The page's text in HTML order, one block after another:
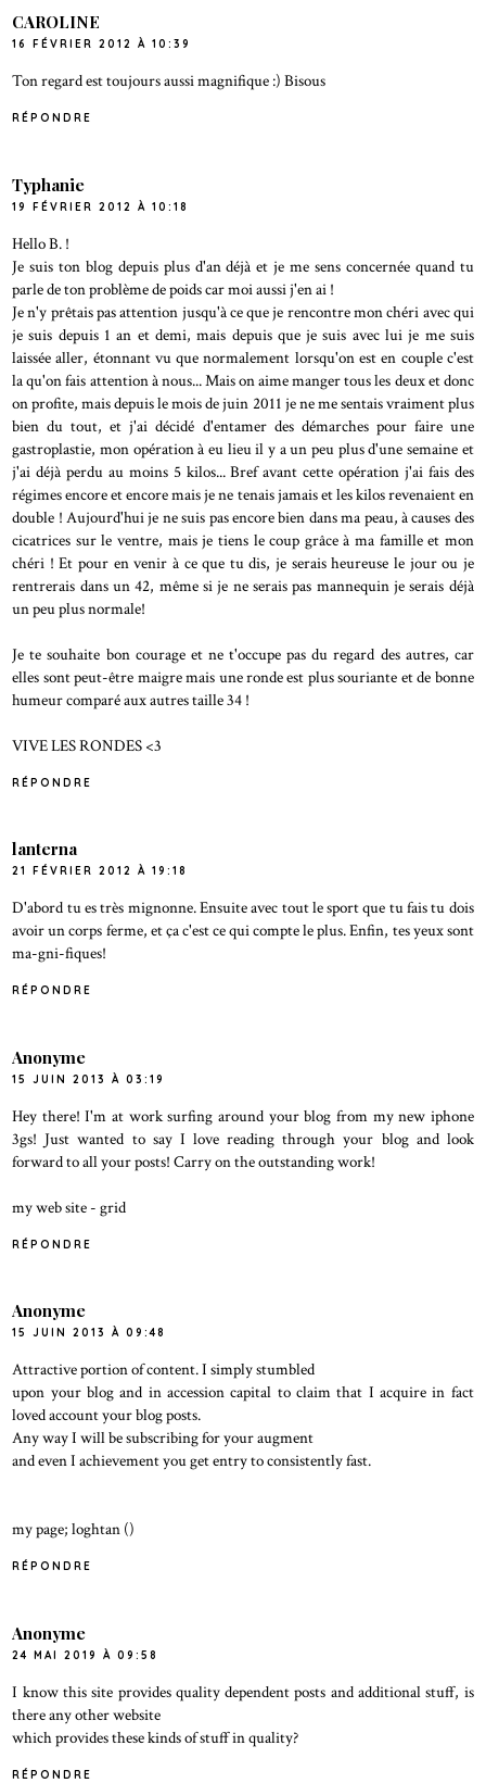
CAROLINE
16 FÉVRIER 2012 À 10:39
Ton regard est toujours aussi magnifique :) Bisous
RÉPONDRE
Typhanie
19 FÉVRIER 2012 À 10:18
Hello B. !
Je suis ton blog depuis plus d'an déjà et je me sens concernée quand tu
parle de ton problème de poids car moi aussi j'en ai !
Je n'y prêtais pas attention jusqu'à ce que je rencontre mon chéri avec qui
je suis depuis 1 an et demi, mais depuis que je suis avec lui je me suis
laissée aller, étonnant vu que normalement lorsqu'on est en couple c'est
la qu'on fais attention à nous... Mais on aime manger tous les deux et donc
on profite, mais depuis le mois de juin 2011 je ne me sentais vraiment plus
bien du tout, et j'ai décidé d'entamer des démarches pour faire une
gastroplastie, mon opération à eu lieu il y a un peu plus d'une semaine et
j'ai déjà perdu au moins 5 kilos... Bref avant cette opération j'ai fais des
régimes encore et encore mais je ne tenais jamais et les kilos revenaient en
double ! Aujourd'hui je ne suis pas encore bien dans ma peau, à causes des
cicatrices sur le ventre, mais je tiens le coup grâce à ma famille et mon
chéri ! Et pour en venir à ce que tu dis, je serais heureuse le jour ou je
rentrerais dans un 42, même si je ne serais pas mannequin je serais déjà
un peu plus normale!
Je te souhaite bon courage et ne t'occupe pas du regard des autres, car
elles sont peut-être maigre mais une ronde est plus souriante et de bonne
humeur comparé aux autres taille 34 !
VIVE LES RONDES <3
RÉPONDRE
lanterna
21 FÉVRIER 2012 À 19:18
D'abord tu es très mignonne. Ensuite avec tout le sport que tu fais tu dois
avoir un corps ferme, et ça c'est ce qui compte le plus. Enfin, tes yeux sont
ma-gni-fiques!
RÉPONDRE
Anonyme
15 JUIN 2013 À 03:19
Hey there! I'm at work surfing around your blog from my new iphone
3gs! Just wanted to say I love reading through your blog and look
forward to all your posts! Carry on the outstanding work!
my web site -grid
RÉPONDRE
Anonyme
15 JUIN 2013 À 09:48
Attractive portion of content. I simply stumbled
upon your blog and in accession capital to claim that I acquire in fact
loved account your blog posts.
Any way I will be subscribing for your augment
and even I achievement you get entry to consistently fast.
my page; loghtan ()
RÉPONDRE
Anonyme
24 MAI 2019 À 09:58
I know this site provides quality dependent posts and additional stuff, is
there any other website
which provides these kinds of stuff in quality?
RÉPONDRE